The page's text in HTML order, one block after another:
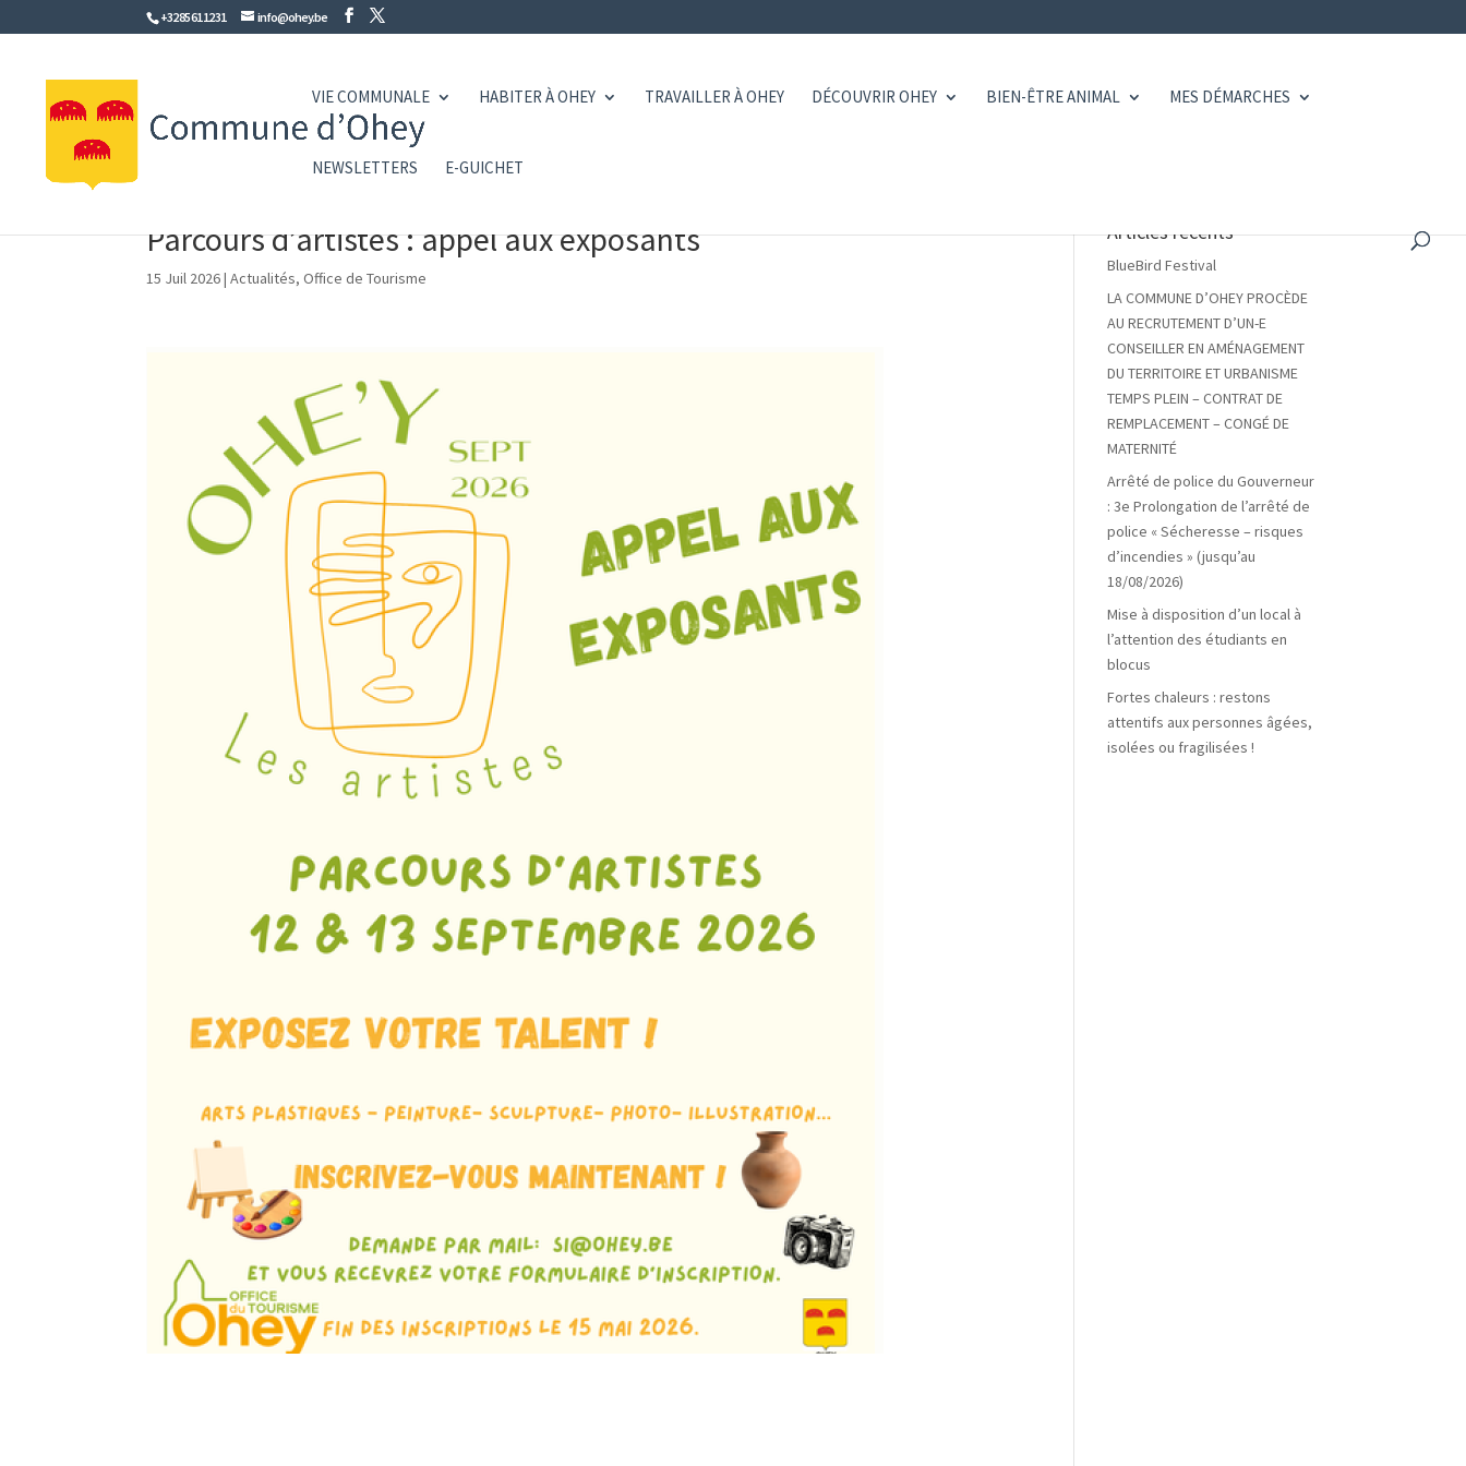
+32 85 61 12 31 info@ohey.be
VIE COMMUNALE HABITER À OHEY TRAVAILLER À OHEY DÉCOUVRIR OHEY BIEN-ÊTRE ANIMAL MES DÉMARCHES
NEWSLETTERS E-GUICHET
Parcours d’artistes : appel aux exposants
15 Juil 2026|Actualités,Office de Tourisme
Articles récents
BlueBird Festival
LA COMMUNE D’OHEY PROCÈDE
AU RECRUTEMENT D’UN-E
CONSEILLER EN AMÉNAGEMENT
DU TERRITOIRE ET URBANISME
TEMPS PLEIN – CONTRAT DE
REMPLACEMENT – CONGÉ DE
MATERNITÉ
Arrêté de police du Gouverneur
: 3e Prolongation de l’arrêté de
police « Sécheresse – risques
d’incendies » (jusqu’au
18/08/2026)
Mise à disposition d’un local à
l’attention des étudiants en
blocus
Fortes chaleurs : restons
attentifs aux personnes âgées,
isolées ou fragilisées !